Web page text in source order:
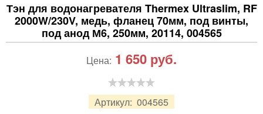
Тэн для водонагревателя Thermex Ultraslim, RF
2000W/230V, медь, фланец 70мм, под винты,
под анод М6, 250мм, 20114, 004565
Артикул: 004565
Цена: 1 650 руб.